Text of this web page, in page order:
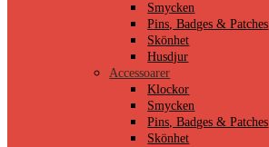
Smycken
Pins, Badges & Patches
Skönhet
Husdjur
Accessoarer
Klockor
Smycken
Pins, Badges & Patches
Skönhet